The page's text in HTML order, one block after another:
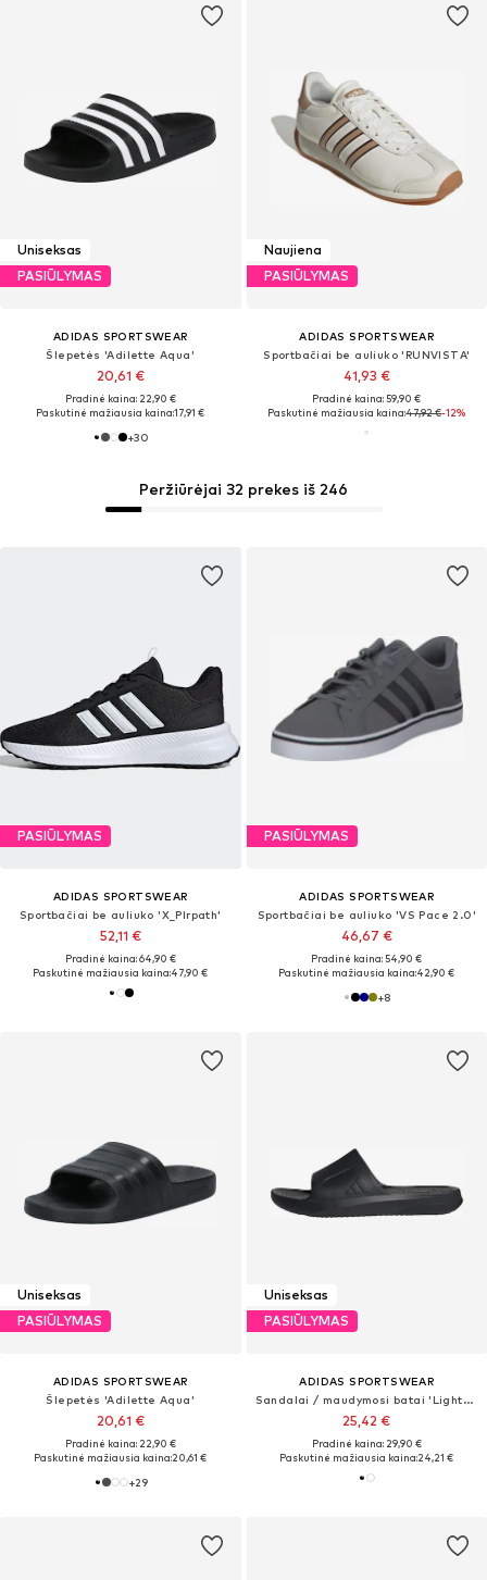
Uniseksas
PASIŪLYMAS
ADIDAS SPORTSWEAR
Šlepetės 'Adilette Aqua'
20,61 €
Pradinė kaina: 22,90 €
Paskutinė mažiausia kaina:17,91 €
+30
Naujiena
PASIŪLYMAS
ADIDAS SPORTSWEAR
Sportbačiai be auliuko 'RUNVISTA'
41,93 €
Pradinė kaina: 59,90 €
Paskutinė mažiausia kaina:47,92 €-12%
PASIŪLYMAS
ADIDAS SPORTSWEAR
Sportbačiai be auliuko 'X_Plrpath'
52,11 €
Pradinė kaina: 64,90 €
Paskutinė mažiausia kaina:47,90 €
Peržiūrėjai 32 prekes iš 246
PASIŪLYMAS
ADIDAS SPORTSWEAR
Sportbačiai be auliuko 'VS Pace 2.0'
46,67 €
Pradinė kaina: 54,90 €
Paskutinė mažiausia kaina:42,90 €
+8
Uniseksas
PASIŪLYMAS
ADIDAS SPORTSWEAR
Šlepetės 'Adilette Aqua'
20,61 €
Pradinė kaina: 22,90 €
Paskutinė mažiausia kaina:20,61 €
+29
Uniseksas
PASIŪLYMAS
ADIDAS SPORTSWEAR
Sandalai / maudymosi batai 'Lightshift'
25,42 €
Pradinė kaina: 29,90 €
Paskutinė mažiausia kaina:24,21 €